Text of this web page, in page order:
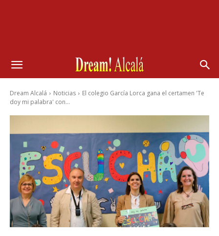
Dream Alcalá Noticias
El colegio García Lorca gana el certamen 'Te
doy mi palabra' con...